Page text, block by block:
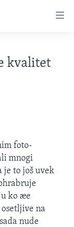
kvalitet
foto-
mnogi
je to još uvek
ko æe
na
nude